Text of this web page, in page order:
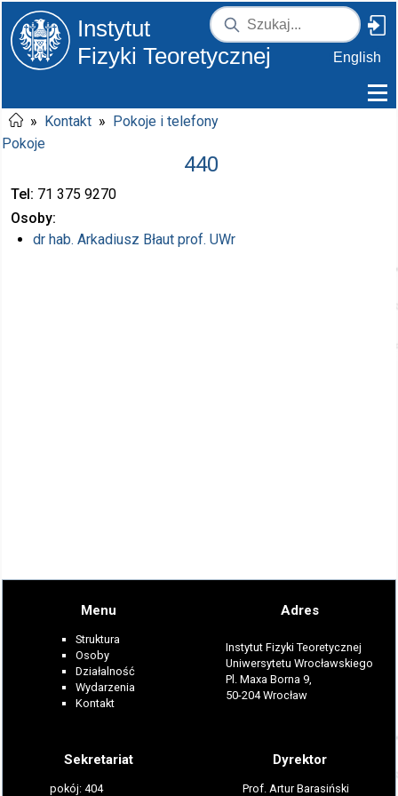
Instytut
Fizyki Teoretycznej
English
» Kontakt » Pokoje i telefony
Pokoje
440
Tel 71 375 9270
Osoby
dr hab. Arkadiusz Błaut prof. UWr
Menu
Struktura
Osoby
Działalność
Wydarzenia
Kontakt
Adres
Instytut Fizyki Teoretycznej
Uniwersytetu Wrocławskiego
Pl. Maxa Borna 9,
50-204 Wrocław
Sekretariat
pokój: 404
Dyrektor
Prof. Artur Barasiński